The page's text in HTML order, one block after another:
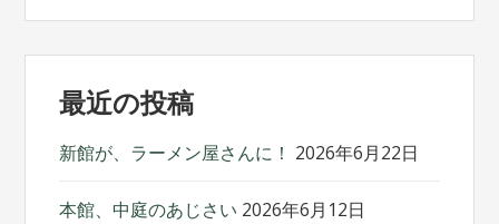
最近の投稿
新館が、ラーメン屋さんに！ 2026年6月22日
本館、中庭のあじさい 2026年6月12日